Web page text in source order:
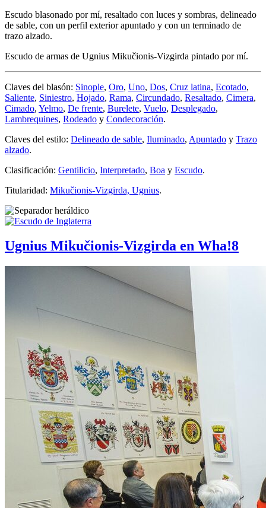
Escudo blasonado por mí, resaltado con luces y sombras, delineado
de sable, con un perfil exterior apuntado y con un terminado de
trazo alzado.
Escudo de armas de Ugnius Mikučionis-Vizgirda pintado por mí.
Claves del blasón: Sinople, Oro, Uno, Dos, Cruz latina, Ecotado,
Saliente, Siniestro, Hojado, Rama, Circundado, Resaltado, Cimera,
Cimado, Yelmo, De frente, Burelete, Vuelo, Desplegado,
Lambrequines, Rodeado y Condecoración.
Claves del estilo: Delineado de sable, Iluminado, Apuntado y Trazo
alzado.
Clasificación: Gentilicio, Interpretado, Boa y Escudo.
Titularidad: Mikučionis-Vizgirda, Ugnius.
Ugnius Mikučionis-Vizgirda en Wha!8